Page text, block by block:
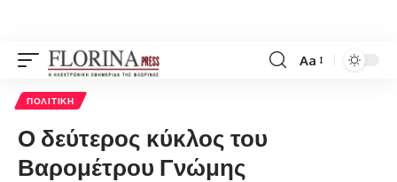
Font
Aa
ΠΟΛΙΤΙΚΉ
Ο δεύτερος κύκλος του
Βαρομέτρου Γνώμης